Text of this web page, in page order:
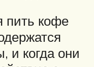
пить кофе
и когда они